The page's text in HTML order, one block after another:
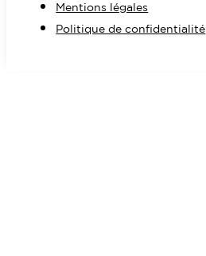
Mentions légales
Politique de confidentialité